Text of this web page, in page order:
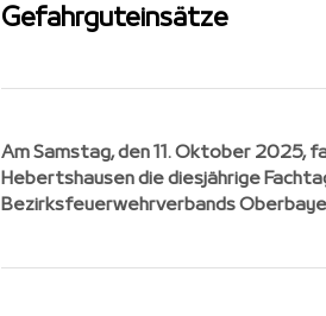
Gefahrguteinsätze
Am Samstag, den 11. Oktober 2025,
Hebertshausen die diesjährige
Bezirksfeuerwehrverbands